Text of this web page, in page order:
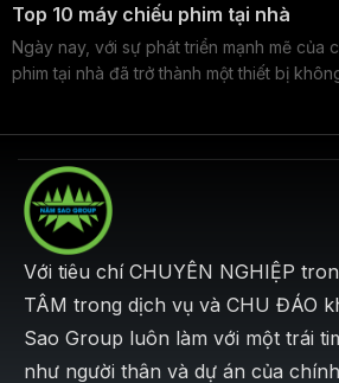
Top 10 máy chiếu phim tại nhà
Ngày nay, với sự phát triển mạnh mẽ của
phim tại nhà đã trở thành một thiết bị
Với tiêu chí CHUYÊN NGHIỆP
TÂM trong dịch vụ và CHU ĐÁO
Sao Group luôn làm với một trái
như người thân và dự án của